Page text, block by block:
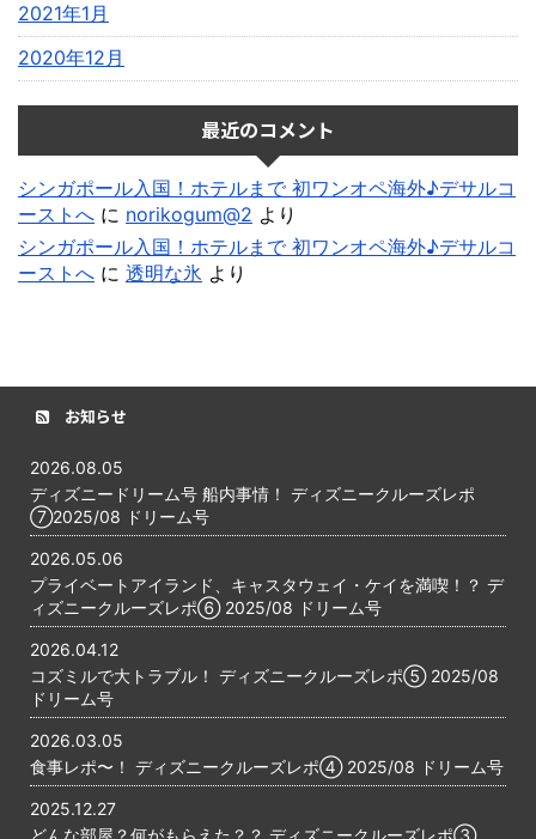
2021年1月
2020年12月
最近のコメント
シンガポール入国！ホテルまで 初ワンオペ海外♪デサルコ
ーストへ に norikogum@2 より
シンガポール入国！ホテルまで 初ワンオペ海外♪デサルコ
ーストへ に 透明な氷 より
お知らせ
2026.08.05
ディズニードリーム号 船内事情！ ディズニークルーズレポ
⑦2025/08 ドリーム号
2026.05.06
プライベートアイランド、キャスタウェイ・ケイを満喫！？ デ
ィズニークルーズレポ⑥ 2025/08 ドリーム号
2026.04.12
コズミルで大トラブル！ ディズニークルーズレポ⑤ 2025/08
ドリーム号
2026.03.05
食事レポ〜！ ディズニークルーズレポ④ 2025/08 ドリーム号
2025.12.27
どんな部屋？何がもらえた？？ ディズニークルーズレポ③